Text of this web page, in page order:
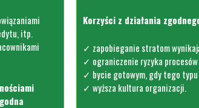
itp.
Korzyści z działania
✓ zapobieganie stratom
✓ ograniczenie ryzyka
✓ bycie gotowym, gdy tego
✓ wyższa kultura organizacji.